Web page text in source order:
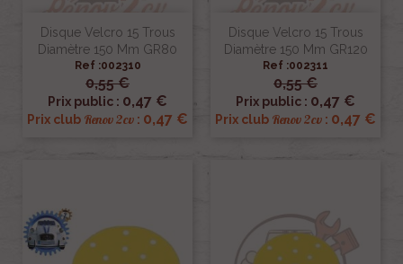
Disque Velcro 15 Trous
Diamètre 150 Mm GR80
Ref :002310
0,55 €
Prix public : 0,47 €
Prix club Renov 2cv : 0,47 €
Disque Velcro 15 Trous
Diamètre 150 Mm GR120
Ref :002311
0,55 €
Prix public : 0,47 €
Prix club Renov 2cv : 0,47 €